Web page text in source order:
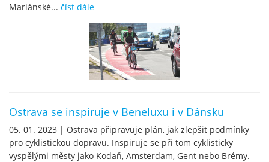
Mariánské... číst dále
Ostrava se inspiruje v Beneluxu i v Dánsku
05. 01. 2023 | Ostrava připravuje plán, jak zlepšit podmínky
pro cyklistickou dopravu. Inspiruje se při tom cyklisticky
vyspělými městy jako Kodaň, Amsterdam, Gent nebo Brémy.